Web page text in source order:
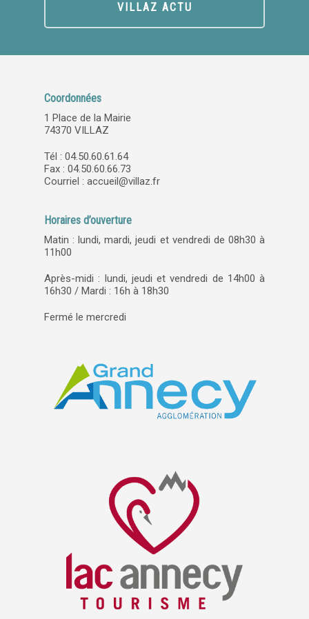
VILLAZ ACTU
Coordonnées
1 Place de la Mairie
74370 VILLAZ
Tél : 04.50.60.61.64
Fax : 04.50.60.66.73
Courriel : accueil@villaz.fr
Horaires d’ouverture
Matin : lundi, mardi, jeudi et vendredi de 08h30 à
11h00
Après-midi : lundi, jeudi et vendredi de 14h00 à
16h30 / Mardi : 16h à 18h30
Fermé le mercredi